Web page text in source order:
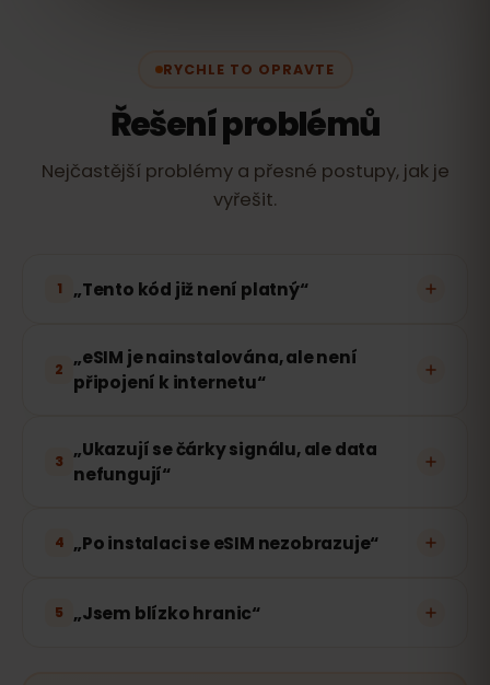
RYCHLE TO OPRAVTE
Řešení problémů
Nejčastější problémy a přesné postupy, jak je
vyřešit.
1 „Tento kód již není platný“
2
„eSIM je nainstalována, ale není
připojení k internetu“
3
„Ukazují se čárky signálu, ale data
nefungují“
4 „Po instalaci se eSIM nezobrazuje“
5 „Jsem blízko hranic“